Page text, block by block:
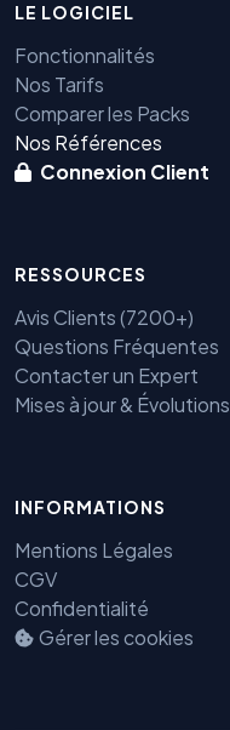
LE LOGICIEL
Fonctionnalités
Nos Tarifs
Comparer les Packs
Nos Références
Connexion Client
RESSOURCES
Avis Clients (7200+)
Questions Fréquentes
Contacter un Expert
Mises à jour & Évolutions
INFORMATIONS
Mentions Légales
CGV
Confidentialité
Gérer les cookies